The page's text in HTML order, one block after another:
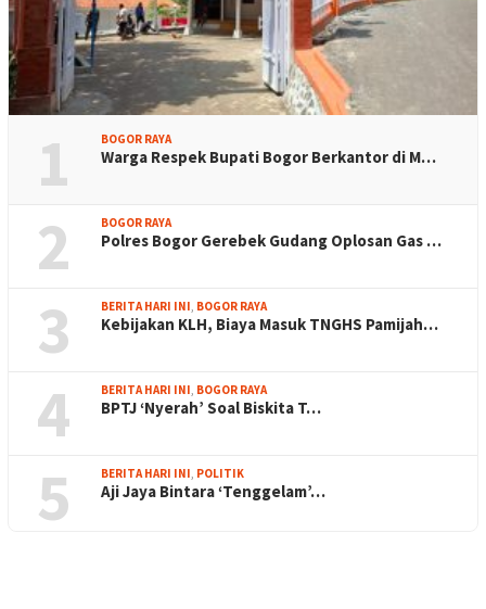
1 BOGOR RAYA
Warga Respek Bupati Bogor Berkantor di M…
2 BOGOR RAYA
Polres Bogor Gerebek Gudang Oplosan Gas …
3 BERITA HARI INI, BOGOR RAYA
Kebijakan KLH, Biaya Masuk TNGHS Pamijah…
4 BERITA HARI INI, BOGOR RAYA
BPTJ ‘Nyerah’ Soal Biskita T…
5 BERITA HARI INI, POLITIK
Aji Jaya Bintara ‘Tenggelam’…